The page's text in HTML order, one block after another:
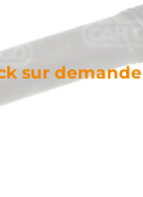
sur demande